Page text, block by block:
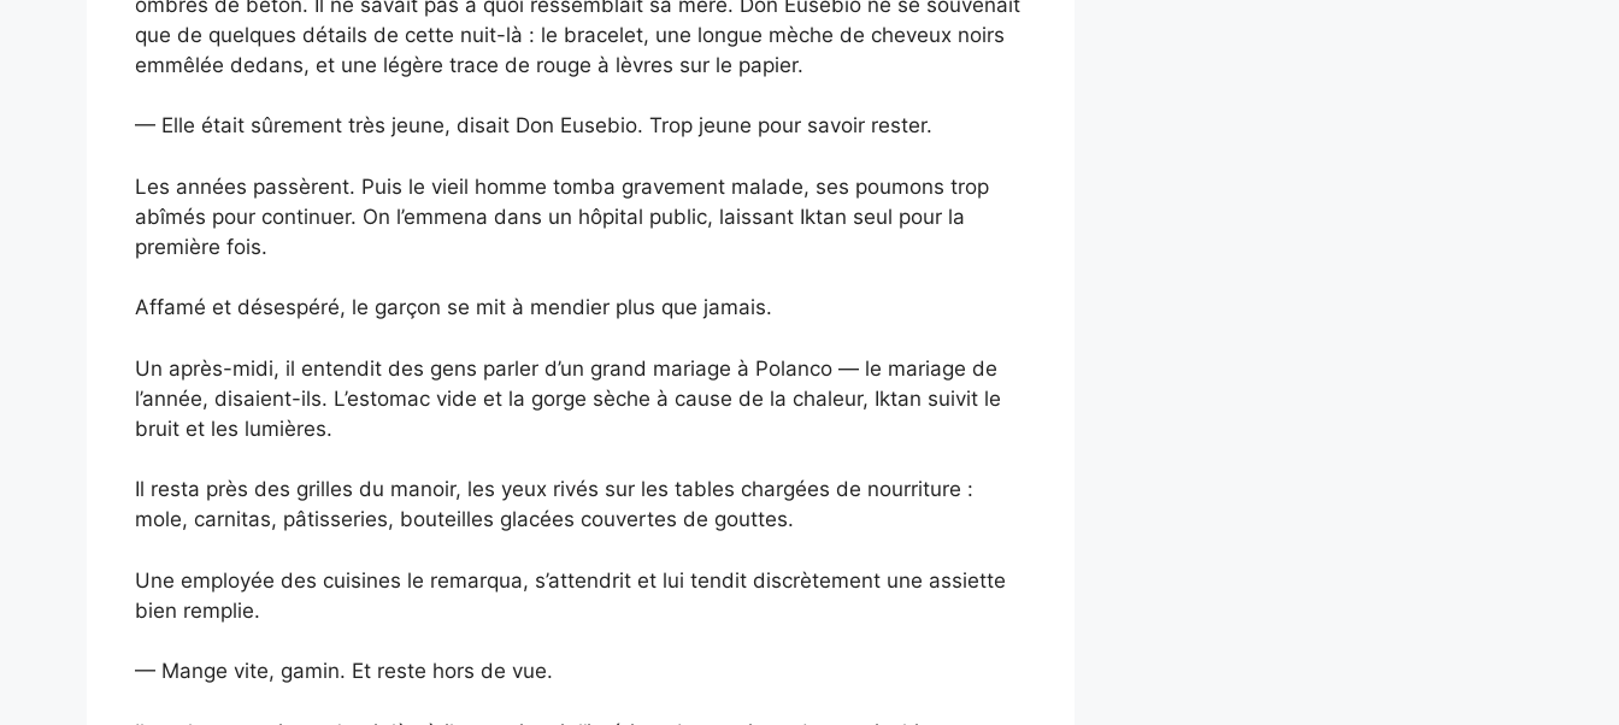
que de quelques détails de cette nuit-là : le bracelet, une longue mèche de cheveux noirs
emmêlée dedans, et une légère trace de rouge à lèvres sur le papier.
— Elle était sûrement très jeune, disait Don Eusebio. Trop jeune pour savoir rester.
Les années passèrent. Puis le vieil homme tomba gravement malade, ses poumons trop
abîmés pour continuer. On l’emmena dans un hôpital public, laissant Iktan seul pour la
première fois.
Affamé et désespéré, le garçon se mit à mendier plus que jamais.
Un après-midi, il entendit des gens parler d’un grand mariage à Polanco — le mariage de
l’année, disaient-ils. L’estomac vide et la gorge sèche à cause de la chaleur, Iktan suivit le
bruit et les lumières.
Il resta près des grilles du manoir, les yeux rivés sur les tables chargées de nourriture :
mole, carnitas, pâtisseries, bouteilles glacées couvertes de gouttes.
Une employée des cuisines le remarqua, s’attendrit et lui tendit discrètement une assiette
bien remplie.
— Mange vite, gamin. Et reste hors de vue.